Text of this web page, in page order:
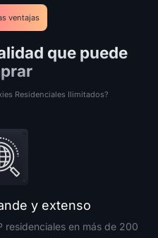
ventajas
que puede
Residenciales Ilimitados?
y extenso
residenciales en más de 200